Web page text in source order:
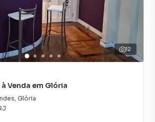
12
Venda em Glória
, Glória